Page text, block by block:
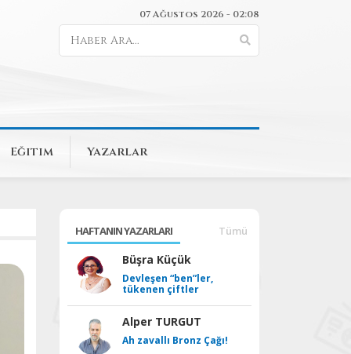
07 Ağustos 2026 - 02:08
Eğitim Yazarlar
HAFTANIN YAZARLARI Tümü
Büşra Küçük
Devleşen “ben”ler,
tükenen çiftler
Alper TURGUT
Ah zavallı Bronz Çağı!